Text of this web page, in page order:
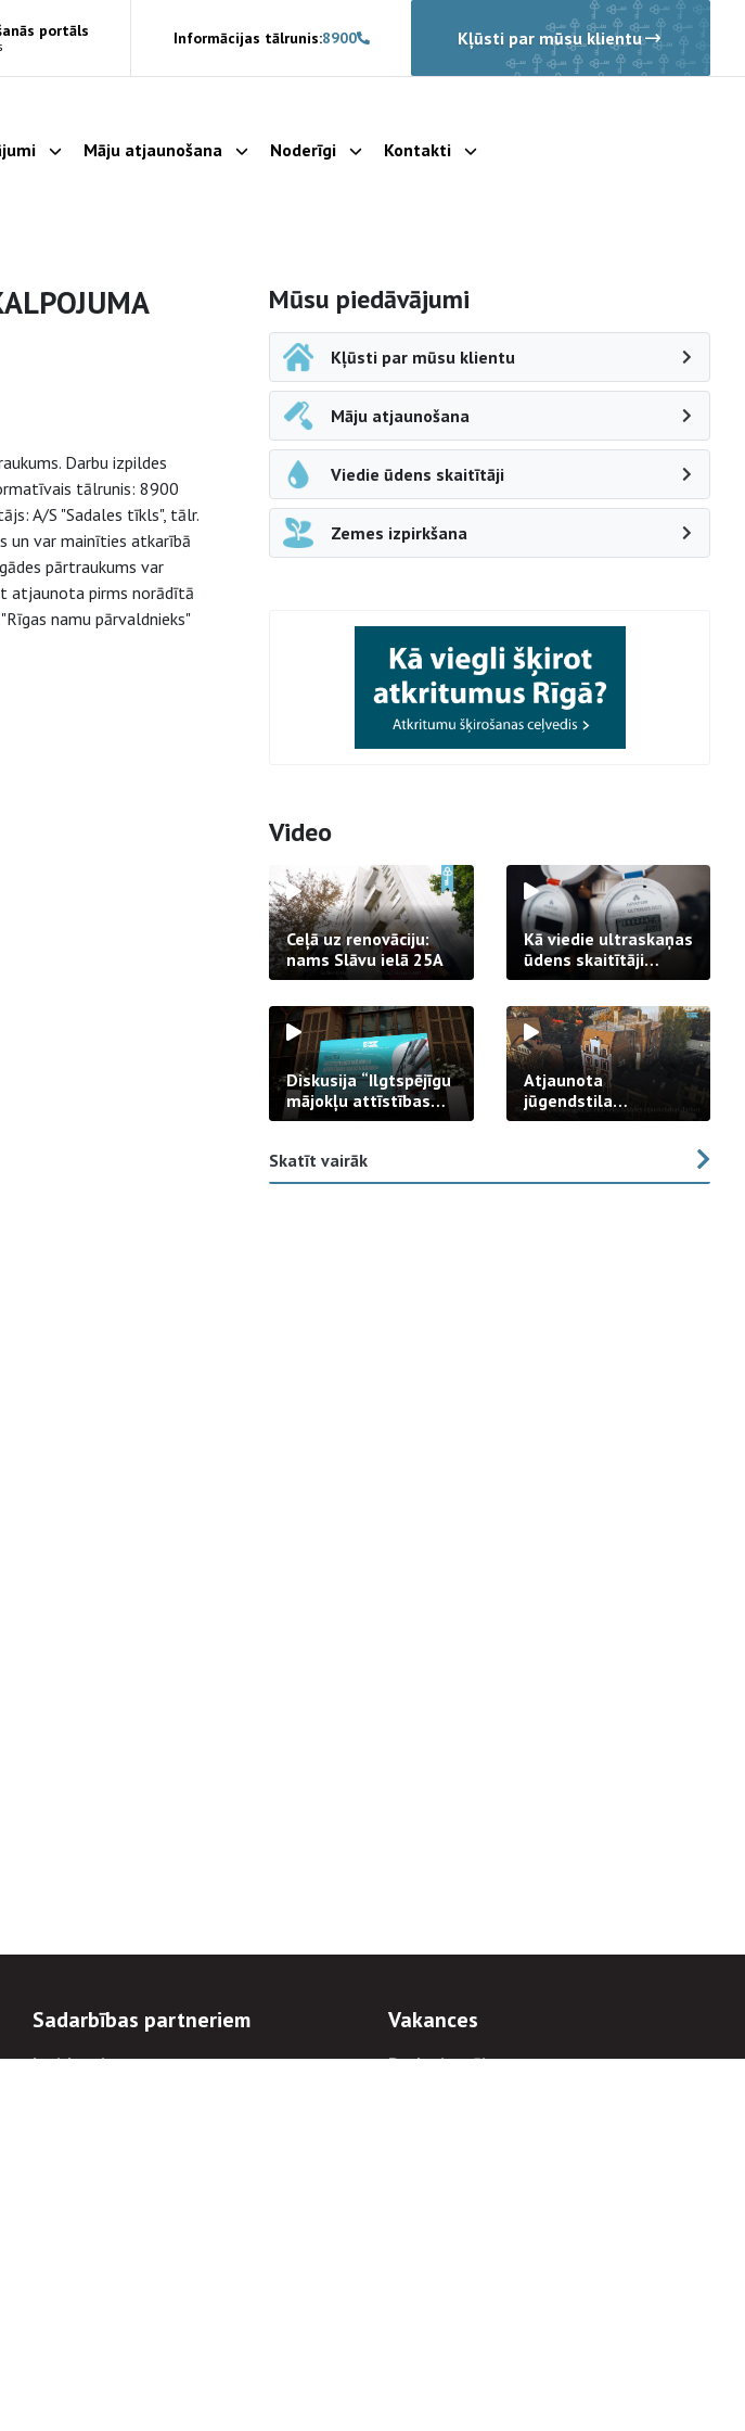
portāls Informācijas tālrunis:8900 Kļūsti par mūsu klientu
Parādīt apakšizvēlni
Māju atjaunošana Parādīt apakšizvēlni
Noderīgi Parādīt apakšizvēlni
Kontakti Parādīt apakšizvēlni
Darbu izpildes
tālrunis: 8900
A/S "Sadales tīkls", tālr.
un var mainīties atkarībā
pārtraukums var
atjaunota pirms norādītā
namu pārvaldnieks"
Sāna navigācija
Mūsu piedāvājumi
Kļūsti par mūsu klientu
Māju atjaunošana
Viedie ūdens skaitītāji
Zemes izpirkšana
Video
Ceļā uz renovāciju:
nams Slāvu ielā 25A
Kā viedie ultraskaņas
ūdens skaitītāji
strādā praksē
Diskusija “Ilgtspējīgu
mājokļu attīstības
izaicinājums”
Atjaunota
jūgendstila
arhitektūras pērles
Skatīt vairāk
Sadarbības partneriem
Iepirkumi
Vakances
Darba iespējas